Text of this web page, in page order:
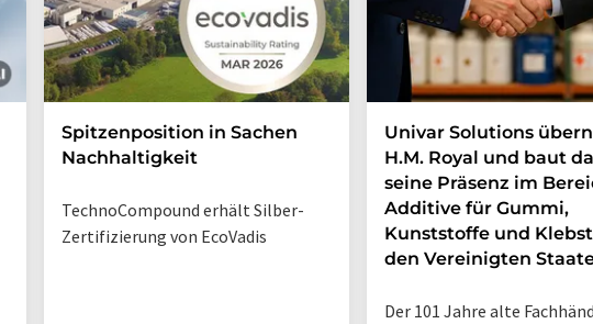
Spitzenposition in Sachen
Nachhaltigkeit
TechnoCompound erhält Silber-
Zertifizierung von EcoVadis
Univar Solutions
H.M. Royal und baut
seine Präsenz im
Additive für Gummi,
Kunststoffe und
den Vereinigten
Der 101 Jahre alte